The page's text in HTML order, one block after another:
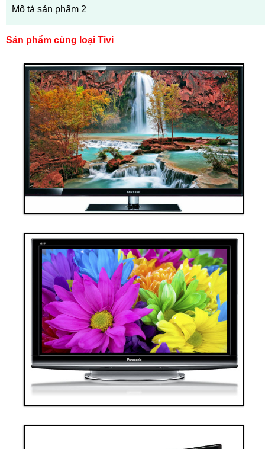
Mô tả sản phẩm 2
Sản phẩm cùng loại Tivi
Tivi 1
Giá: 50,000,000 VND
Xem chi tiết
Đặt hàng
Thanh toán ngay
Tivi 2
Giá: 40,000,000 VND
Xem chi tiết
Đặt hàng
Thanh toán ngay